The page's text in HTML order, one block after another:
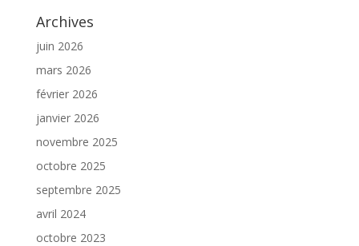
Archives
juin 2026
mars 2026
février 2026
janvier 2026
novembre 2025
octobre 2025
septembre 2025
avril 2024
octobre 2023